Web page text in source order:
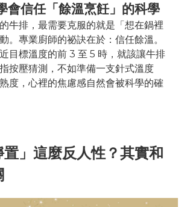
會信任「餘溫烹飪」的科學
牛排，最需要克服的就是「想在鍋裡
。專業廚師的祕訣在於：信任餘溫。
目標溫度的前 3 至 5 時，就該讓牛排
按壓猜測，不如準備一支針式溫度
度，心裡的焦慮感自然會被科學的確
」這麼反人性？其實和